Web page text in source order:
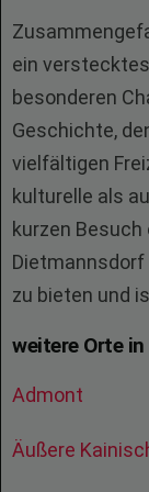
ein
besonderen
Geschichte,
vielfältigen
kulturelle als
kurzen
zu bieten und
weitere Orte
Admont
Äußere